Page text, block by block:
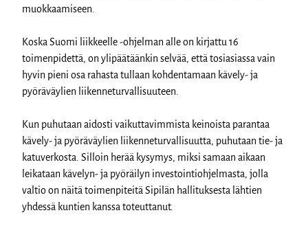
muokkaamiseen.
Koska Suomi liikkeelle -ohjelman alle on kirjattu 16
toimenpidettä, on ylipäätäänkin selvää, että tosiasiassa vain
hyvin pieni osa rahasta tullaan kohdentamaan kävely- ja
pyöräväylien liikenneturvallisuuteen.
Kun puhutaan aidosti vaikuttavimmista keinoista parantaa
kävely- ja pyöräväylien liikenneturvallisuutta, puhutaan tie- ja
katuverkosta. Silloin herää kysymys, miksi samaan aikaan
leikataan kävelyn- ja pyöräilyn investointiohjelmasta, jolla
valtio on näitä toimenpiteitä Sipilän hallituksesta lähtien
yhdessä kuntien kanssa toteuttanut.